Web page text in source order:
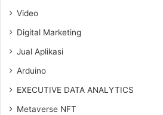
Video
Digital Marketing
Jual Aplikasi
Arduino
EXECUTIVE DATA ANALYTICS
Metaverse NFT